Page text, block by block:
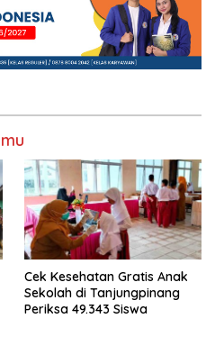
Cek Kesehatan Gratis Anak
Sekolah di Tanjungpinang
Periksa 49.343 Siswa